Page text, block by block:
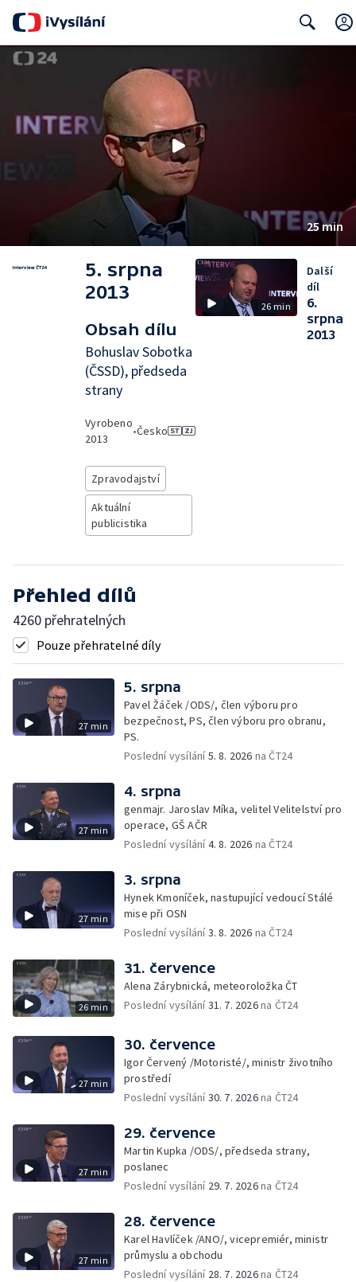
25 min
5. srpna
2013
Obsah dílu
Bohuslav Sobotka
(ČSSD), předseda
strany
Vyrobeno
2013
•Česko
Zpravodajství
Aktuální
publicistika
26 min
Další
díl
6.
srpna
2013
Přehled dílů
4260 přehratelných
Pouze přehratelné díly
27 min
5. srpna
Pavel Žáček /ODS/, člen výboru pro
bezpečnost, PS, člen výboru pro obranu,
PS.
Poslední vysílání5. 8. 2026 na ČT24
27 min
4. srpna
genmajr. Jaroslav Míka, velitel Velitelství pro
operace, GŠ AČR
Poslední vysílání4. 8. 2026 na ČT24
27 min
3. srpna
Hynek Kmoníček, nastupující vedoucí Stálé
mise při OSN
Poslední vysílání3. 8. 2026 na ČT24
26 min
31. července
Alena Zárybnická, meteoroložka ČT
Poslední vysílání31. 7. 2026na ČT24
27 min
30. července
Igor Červený /Motoristé/, ministr životního
prostředí
Poslední vysílání30. 7. 2026na ČT24
27 min
29. července
Martin Kupka /ODS/, předseda strany,
poslanec
Poslední vysílání 29. 7. 2026na ČT24
27 min
28. července
Karel Havlíček /ANO/, vicepremiér, ministr
průmyslu a obchodu
Poslední vysílání 28. 7. 2026na ČT24